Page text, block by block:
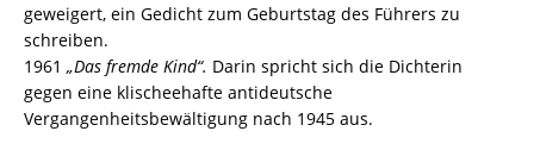
geweigert, ein Gedicht zum Geburtstag des Führers zu
schreiben.
1961 „Das fremde Kind“. Darin spricht sich die Dichterin
gegen eine klischeehafte antideutsche
Vergangenheitsbewältigung nach 1945 aus.